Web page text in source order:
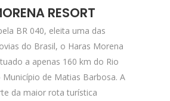
RESORT
BR 040, eleita uma das
do Brasil, o Haras Morena
a apenas 160 km do Rio
Município de Matias Barbosa. A
da maior rota turística